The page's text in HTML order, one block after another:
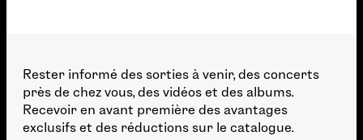
Rester informé des sorties à venir, des concerts
près de chez vous, des vidéos et des albums.
Recevoir en avant première des avantages
exclusifs et des réductions sur le catalogue.